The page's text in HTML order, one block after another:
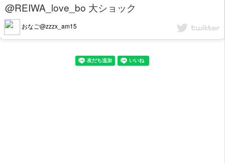
@REIWA_love_bo 大ショック
おなご@zzzx_am15